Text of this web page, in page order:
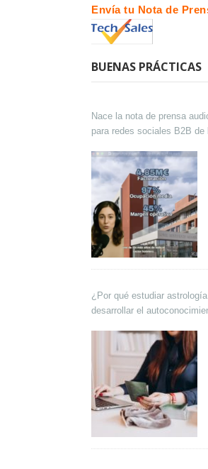
Envía tu Nota de
BUENAS PRÁCTICAS
Nace la nota de prensa
para redes sociales B2B de
¿Por qué estudiar
desarrollar el